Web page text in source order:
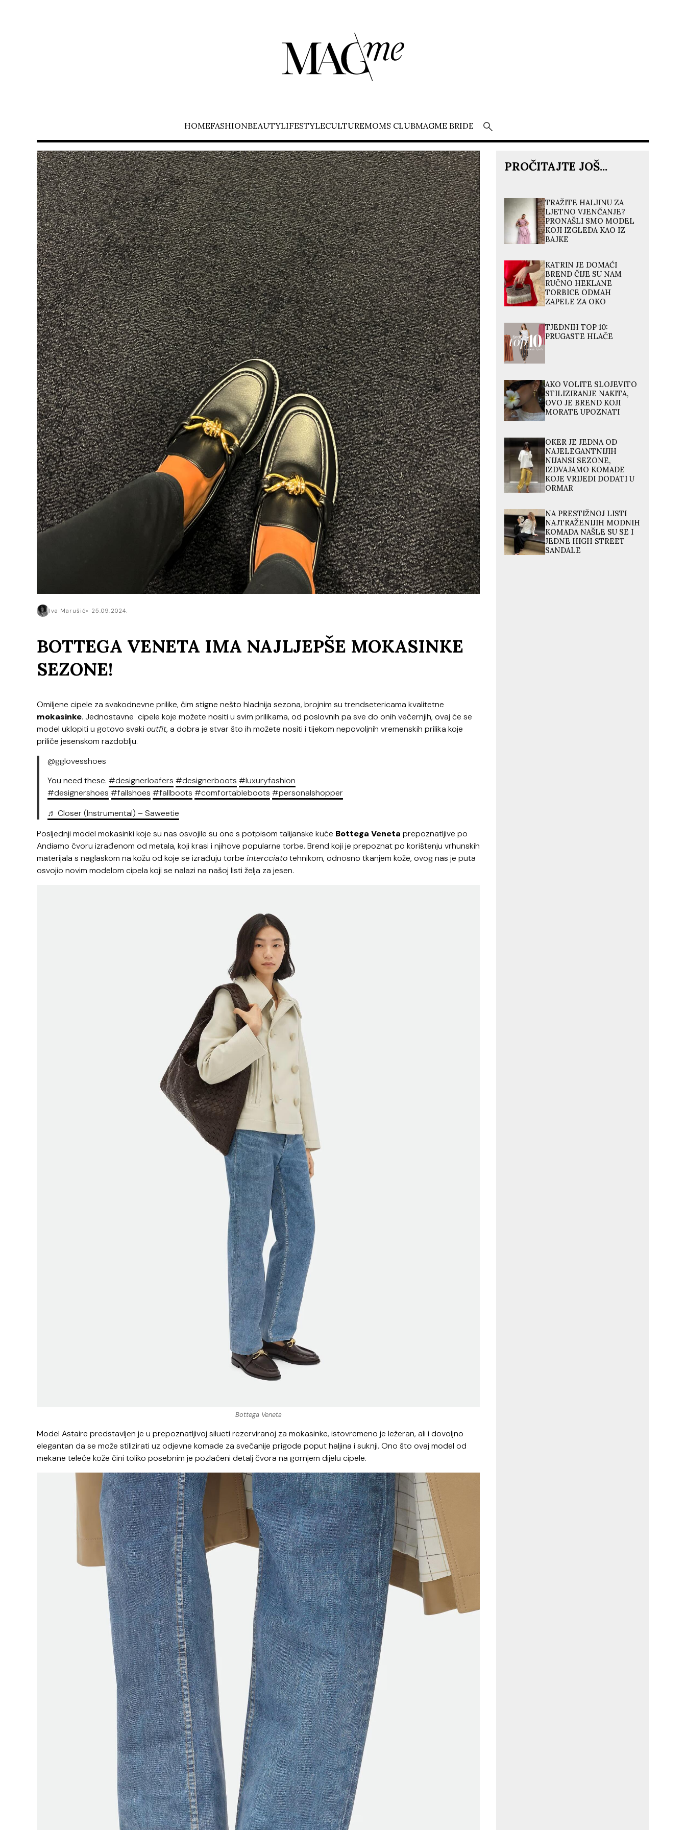
HOMEFASHIONBEAUTYLIFESTYLECULTUREMOMS CLUBMAGME BRIDE
Iva Marušić 25.09.2024.
BOTTEGA VENETA IMA NAJLJEPŠE MOKASINKE
SEZONE!
Omiljene cipele za svakodnevne prilike, čim stigne nešto hladnija sezona, brojnim su trendsetericama kvalitetne
mokasinke. Jednostavne cipele koje možete nositi u svim prilikama, od poslovnih pa sve do onih večernjih, ovaj će se
model uklopiti u gotovo svaki outfit, a dobra je stvar što ih možete nositi i tijekom nepovoljnih vremenskih prilika koje
priliče jesenskom razdoblju.
@gglovesshoes
You need these. #designerloafers #designerboots #luxuryfashion
#designershoes #fallshoes #fallboots #comfortableboots #personalshopper
♬ Closer (Instrumental) – Saweetie
Posljednji model mokasinki koje su nas osvojile su one s potpisom talijanske kuće Bottega Veneta prepoznatljive po
Andiamo čvoru izrađenom od metala, koji krasi i njihove popularne torbe. Brend koji je prepoznat po korištenju vrhunskih
materijala s naglaskom na kožu od koje se izrađuju torbe intercciatotehnikom, odnosno tkanjem kože, ovog nas je puta
osvojio novim modelom cipela koji se nalazi na našoj listi želja za jesen.
Bottega Veneta
Model Astaire predstavljen je u prepoznatljivoj silueti rezerviranoj za mokasinke, istovremeno je ležeran, ali i dovoljno
elegantan da se može stilizirati uz odjevne komade za svečanije prigode poput haljina i suknji. Ono što ovaj model od
mekane teleće kože čini toliko posebnim je pozlaćeni detalj čvora na gornjem dijelu cipele.
PROČITAJTE JOŠ...
TRAŽITE HALJINU ZA
LJETNO VJENČANJE?
PRONAŠLI SMO MODEL
KOJI IZGLEDA KAO IZ
BAJKE
KATRIN JE DOMAĆI
BREND ČIJE SU NAM
RUČNO HEKLANE
TORBICE ODMAH
ZAPELE ZA OKO
TJEDNIH TOP 10:
PRUGASTE HLAČE
AKO VOLITE SLOJEVITO
STILIZIRANJE NAKITA,
OVO JE BREND KOJI
MORATE UPOZNATI
OKER JE JEDNA OD
NAJELEGANTNIJIH
NIJANSI SEZONE,
IZDVAJAMO KOMADE
KOJE VRIJEDI DODATI U
ORMAR
NA PRESTIŽNOJ LISTI
NAJTRAŽENIJIH MODNIH
KOMADA NAŠLE SU SE I
JEDNE HIGH STREET
SANDALE